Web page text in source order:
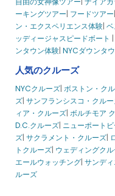
ーキングツアー| フードツアー|
ン・エクスペリエンス体験|
ッディージャスピードボート |
ンタウン体験| NYCダウンタ
人気のクルーズ
NYCクルーズ| ボストン・ク
ズ| サンフランシスコ・クル
ィア・クルーズ| ボルチモア
D.C.クルーズ| ニューポート
ズ| サクラメント・クルーズ|
トクルーズ| ウェディングク
エールウォッチング| サンデ
ルーズ